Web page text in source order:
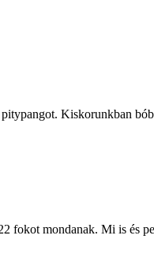
Kiskorunkban
fokot mondanak. Mi is és